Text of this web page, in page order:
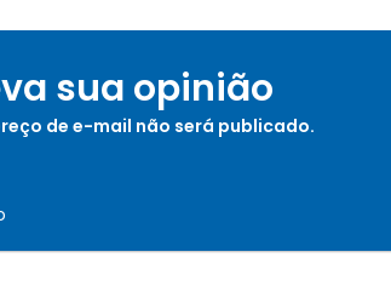
sua opinião
de e-mail não será publicado.